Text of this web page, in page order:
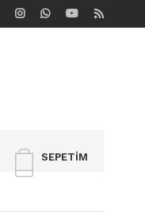
SEPETIM